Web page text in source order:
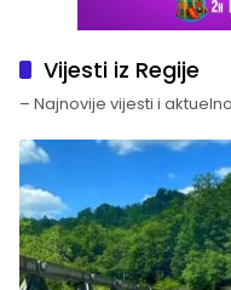
Vijesti iz Regije
– Najnovije vijesti i